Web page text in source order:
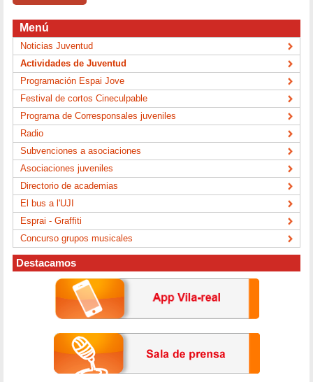
Menú
Noticias Juventud
Actividades de Juventud
Programación Espai Jove
Festival de cortos Cineculpable
Programa de Corresponsales juveniles
Radio
Subvenciones a asociaciones
Asociaciones juveniles
Directorio de academias
El bus a l'UJI
Esprai - Graffiti
Concurso grupos musicales
Destacamos